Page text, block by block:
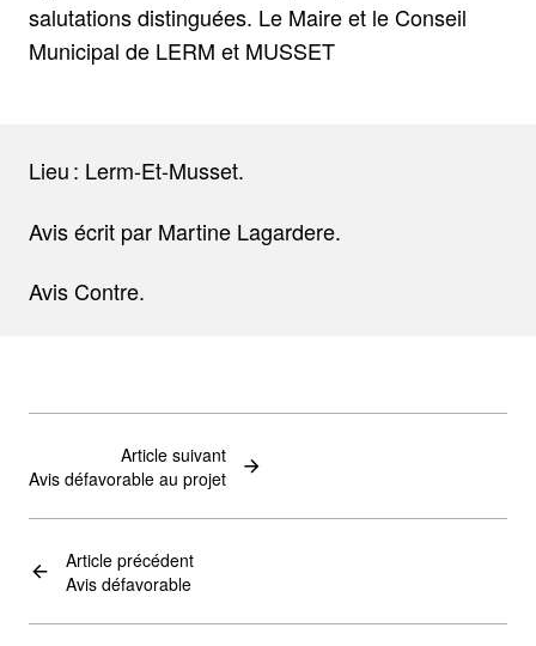
salutations distinguées. Le Maire et le Conseil
Municipal de LERM et MUSSET
Lieu : Lerm-Et-Musset.
Avis écrit par Martine Lagardere.
Avis Contre.
Article précédent
Avis défavorable
Article suivant
Avis défavorable au projet